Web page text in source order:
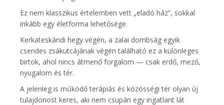
Ez nem klasszikus értelemben vett „eladó ház”, sokkal
inkább egy életforma lehetősége.
Kerkateskándi hegy végén, a zalai dombság egyik
csendes zsákutcájának végén található ez a különleges
birtok, ahol nincs átmenő forgalom — csak erdő, mező,
nyugalom és tér.
A jelenleg is működő terápiás és közösségi tér olyan új
tulajdonost keres, aki nem csupán egy ingatlant lát